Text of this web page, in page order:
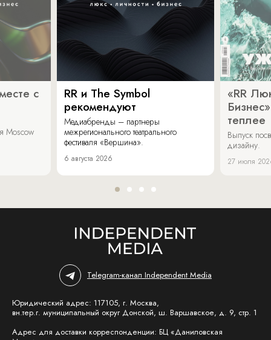
с
Moscow
RR и The Symbol
рекомендуют
Медиабренды – партнеры
межрегионального театрального
фестиваля «Вершина».
6 августа 2026
«RR
теплее
Выпуск
дизайну.
27 июля
Telegram-канал Independent Media
Юридический адрес: 117105, г. Москва,
вн.тер.г. муниципальный округ Донской, ш. Варшавское, д. 9, стр. 1
Адрес для доставки корреспонденции: БЦ «Даниловская